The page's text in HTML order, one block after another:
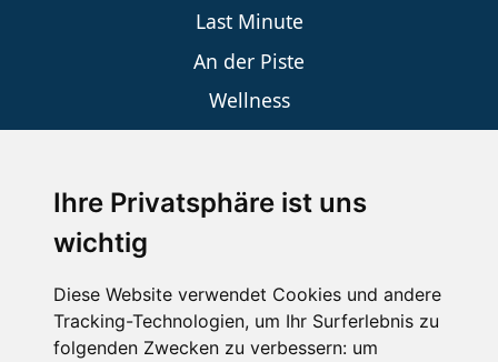
Ihre Privatsphäre ist uns
wichtig
Diese Website verwendet Cookies und andere
Tracking-Technologien, um Ihr Surferlebnis zu
folgenden Zwecken zu verbessern: um
Last Minute
An der Piste
Wellness
SCHNEEHÖHEN SKI APP
Die Schneehoehen Ski APP für iOS und Android - Ein
Muss für alle Wintersportler und Schneefreaks!